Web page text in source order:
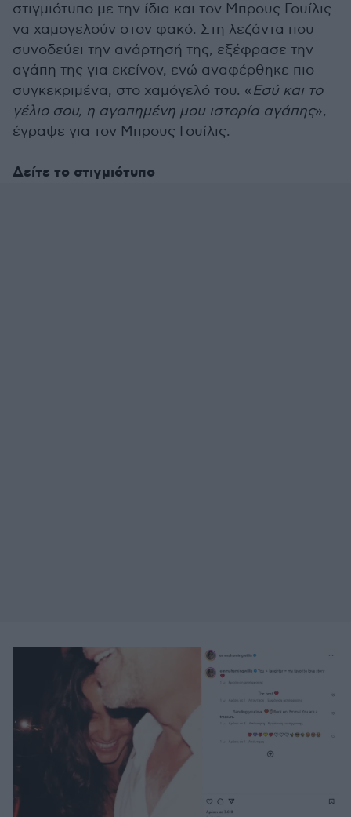
στιγμιότυπο με την ίδια και τον Μπρους Γουίλις
να χαμογελούν στον φακό. Στη λεζάντα που
συνοδεύει την ανάρτησή της, εξέφρασε την
αγάπη της για εκείνον, ενώ αναφέρθηκε πιο
συγκεκριμένα, στο χαμόγελό του. «Εσύ και το
γέλιο σου, η αγαπημένη μου ιστορία αγάπης»,
έγραψε για τον Μπρους Γουίλις.
Δείτε το στιγμιότυπο